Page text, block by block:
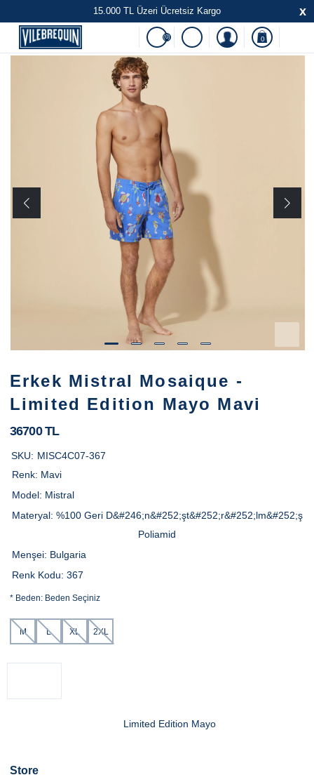
15.000 TL Üzeri Ücretsiz Kargo x
(0) 0
Erkek Mistral Mosaique -
Limited Edition Mayo Mavi
36700 TL
SKU: MISC4C07-367
Renk: Mavi
Model: Mistral
Materyal: %100 Geri D&#246;n&#252;şt&#252;r&#252;lm&#252;ş
Poliamid
Menşei: Bulgaria
Renk Kodu: 367
* Beden: Beden Seçiniz
M L XL 2XL
Limited Edition Mayo
Store